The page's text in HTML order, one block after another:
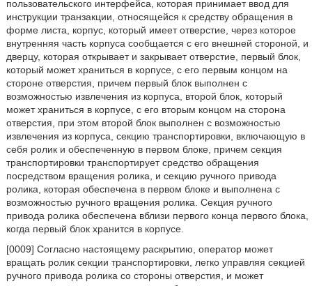
пользовательского интерфейса, которая принимает ввод для
инструкции транзакции, относящейся к средству обращения в
форме листа, корпус, который имеет отверстие, через которое
внутренняя часть корпуса сообщается с его внешней стороной, и
дверцу, которая открывает и закрывает отверстие, первый блок,
который может храниться в корпусе, с его первым концом на
стороне отверстия, причем первый блок выполнен с
возможностью извлечения из корпуса, второй блок, который
может храниться в корпусе, с его вторым концом на сторона
отверстия, при этом второй блок выполнен с возможностью
извлечения из корпуса, секцию транспортировки, включающую в
себя ролик и обеспеченную в первом блоке, причем секция
транспортировки транспортирует средство обращения
посредством вращения ролика, и секцию ручного привода
ролика, которая обеспечена в первом блоке и выполнена с
возможностью ручного вращения ролика. Секция ручного
привода ролика обеспечена вблизи первого конца первого блока,
когда первый блок хранится в корпусе.
[0009] Согласно настоящему раскрытию, оператор может
вращать ролик секции транспортировки, легко управляя секцией
ручного привода ролика со стороны отверстия, и может